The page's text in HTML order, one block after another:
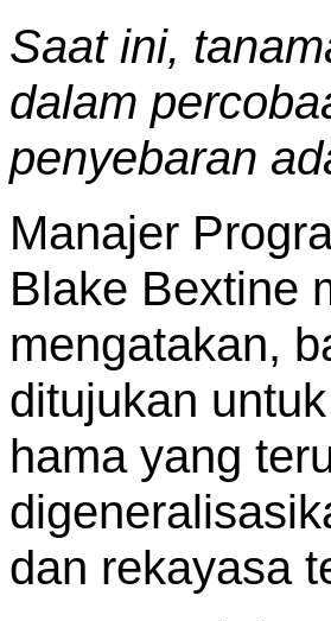
Saat ini,
dalam
penyebaran
Manajer
Blake Bextine
mengatakan,
ditujukan
hama yang
dan rekayasa